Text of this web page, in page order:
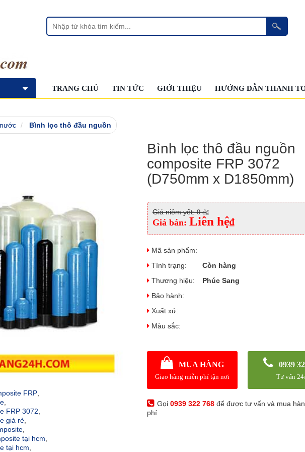
TRANG CHỦ TIN TỨC GIỚI THIỆU HƯỚNG DẪN THANH
Bình lọc thô đầu nguồn
FRP
FRP 3072
giá rẻ
tại hcm
tại hcm
Bình lọc thô đầu nguồn
composite FRP 3072
(D750mm x D1850mm)
Giá niêm yết:0 đ₫
Giá bán: Liên hệ₫
Mã sản phẩm:
Tình trạng:
Còn hàng
Thương hiệu:
Phúc Sang
Bảo hành:
Xuất xứ:
Màu sắc:
MUA HÀNG
Giao hàng miễn phí tận nơi
0939
Tư vấn
Gọi 0939 322 768 để được tư vấn và mua
phí